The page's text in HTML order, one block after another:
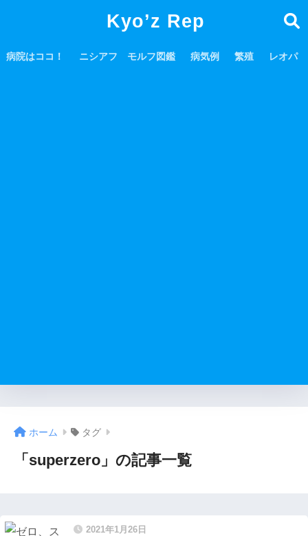
Kyo’z Rep
病院はココ！ ニシアフ モルフ図鑑 病気例 繁殖 レオパ
ホーム タグ
「superzero」の記事一覧
2021年1月26日